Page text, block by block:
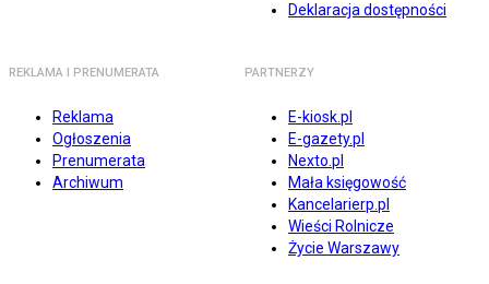
Deklaracja dostępności
REKLAMA I PRENUMERATA
Reklama
Ogłoszenia
Prenumerata
Archiwum
PARTNERZY
E-kiosk.pl
E-gazety.pl
Nexto.pl
Mała księgowość
Kancelarierp.pl
Wieści Rolnicze
Życie Warszawy